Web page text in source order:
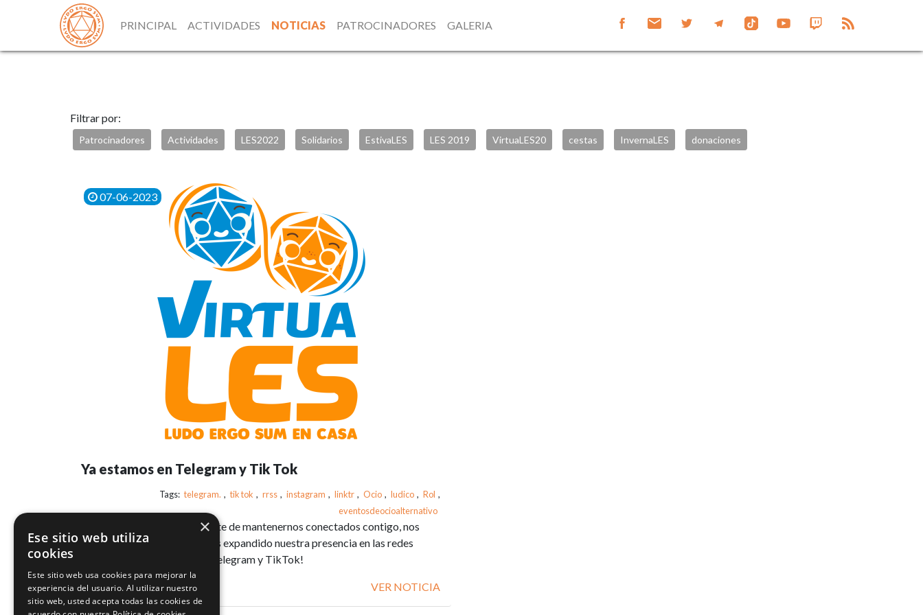
PRINCIPAL ACTIVIDADES NOTICIAS PATROCINADORES GALERIA
Filtrar por:
Patrocinadores Actividades LES2022 Solidarios EstivaLES LES 2019 VirtuaLES20 cestas InvernaLES donaciones
07-06-2023
Ya estamos en Telegram y Tik Tok
Tags: telegram. , tik tok , rrss , instagram , linktr , Ocio , ludico , Rol ,
eventosdeocioalternativo
En nuestra búsqueda constante de mantenernos conectados contigo, nos
complace anunciar que hemos expandido nuestra presencia en las redes
sociales. ¡Estamos ahora en Telegram y TikTok!
VER NOTICIA
×
Ese sitio web utiliza
cookies
Este sitio web usa cookies para mejorar la
experiencia del usuario. Al utilizar nuestro
sitio web, usted acepta todas las cookies de